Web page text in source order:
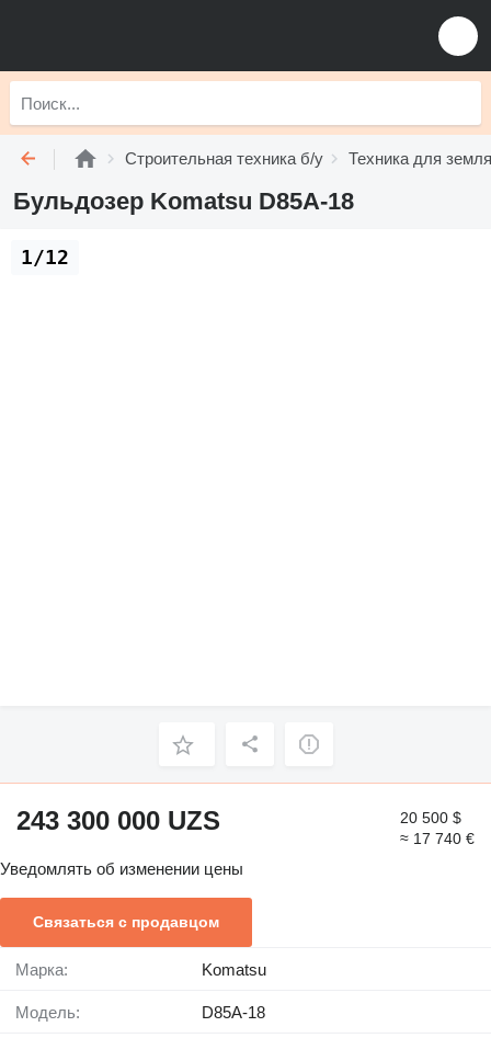
Строительная техника б/у Техника для
Бульдозер Komatsu D85A-18
1/12
243 300 000 UZS
20 500 $
≈ 17 740 €
Уведомлять об изменении цены
Связаться с продавцом
Марка: Komatsu
Модель: D85A-18